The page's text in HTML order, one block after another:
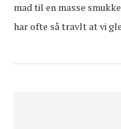
mad til en masse
har ofte så travlt at vi